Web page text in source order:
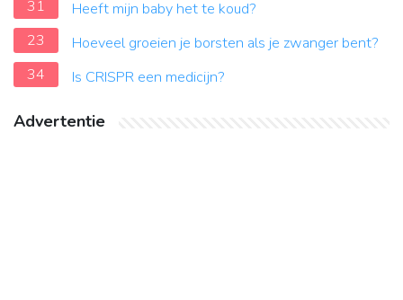
31
Heeft mijn baby het te koud?
23
Hoeveel groeien je borsten als je zwanger bent?
34
Is CRISPR een medicijn?
Advertentie